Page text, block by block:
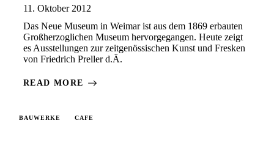
11. Oktober 2012
Das Neue Museum in Weimar ist aus dem 1869 erbauten
Großherzoglichen Museum hervorgegangen. Heute zeigt
es Ausstellungen zur zeitgenössischen Kunst und Fresken
von Friedrich Preller d.Ä.
READ MORE
BAUWERKE CAFE